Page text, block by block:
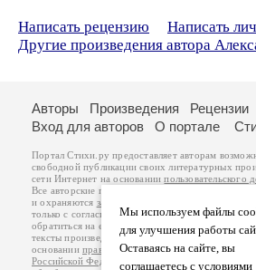
Написать рецензию
Написать
Другие произведения автора
Мы используем файлы
для улучшения работы
Оставаясь на сайте, вы
соглашаетесь с условиями
Авторы Произведения Рецензии
Вход для авторов
О портале
Портал Стихи.ру предоставляет авторам
свободной публикации своих литературных
сети Интернет на основаниипользовательского
Все авторские права на произведения
и охраняются законом
. Перепечатка
только с согласия его автора, к которому вы
обратиться на его авторской странице.
тексты произведений авторы несут
основанииправил публикацииизаконодательства
Российской Федерации